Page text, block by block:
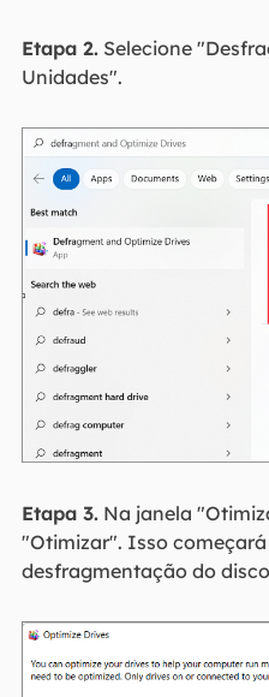
Etapa 2.Selecione
Unidades".
Etapa 3.Na janela
"Otimizar". Isso
desfragmentação do